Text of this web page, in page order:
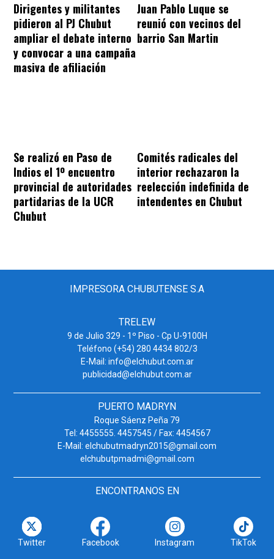
Dirigentes y militantes
pidieron al PJ Chubut
ampliar el debate interno
y convocar a una campaña
masiva de afiliación
Juan Pablo Luque se
reunió con vecinos del
barrio San Martin
Se realizó en Paso de
Indios el 1º encuentro
provincial de autoridades
partidarias de la UCR
Chubut
Comités radicales del
interior rechazaron la
reelección indefinida de
intendentes en Chubut
IMPRESORA CHUBUTENSE S.A
TRELEW
9 de Julio 329 - 1º Piso - Cp U-9100H
Teléfono (+54) 280 4434 802/3
E-Mail: info@elchubut.com.ar
publicidad@elchubut.com.ar
PUERTO MADRYN
Roque Sáenz Peña 79
Tel: 4455555. 4457545 / Fax: 4454567
E-Mail: elchubutmadryn2015@gmail.com
elchubutpmadmi@gmail.com
ENCONTRANOS EN
Twitter Facebook Instagram TikTok